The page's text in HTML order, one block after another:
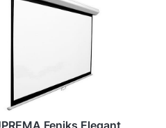
Feniks Elegant